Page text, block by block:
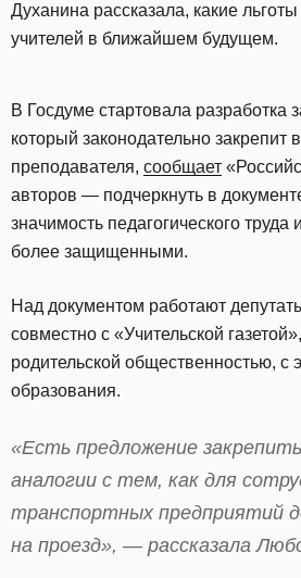
Духанина рассказала, какие
учителей в ближайшем будущем.
В Госдуме стартовала разработка
который законодательно закрепит
преподавателя, сообщает
авторов — подчеркнуть в
значимость педагогического труда
более защищенными.
Над документом работают
совместно с «Учительской
родительской общественностью, с
образования.
«Есть предложение
аналогии с тем, как для
транспортных предприятий
на проезд», — рассказала